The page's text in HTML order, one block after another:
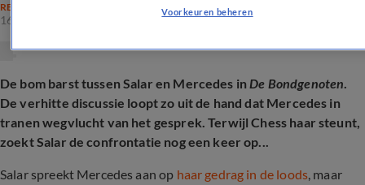
REALITY
16 mrt 2026, 19:04
De bom barst tussen Salar en Mercedes inDe Bondgenoten.
De verhitte discussie loopt zo uit de hand dat Mercedes in
tranen wegvlucht van het gesprek. Terwijl Chess haar steunt,
zoekt Salar de confrontatie nog een keer op...
Salar spreekt Mercedes aan op haar gedrag in de loods, maar
Voorkeuren beheren